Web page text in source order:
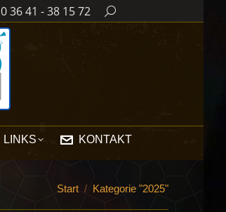
0 36 41 - 38 15 72 Search:
LINKS KONTAKT
Sie befinden sich hier:
Start Kategorie "2025"